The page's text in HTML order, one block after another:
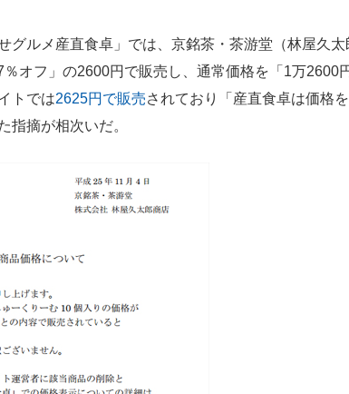
ルメ産直食卓」では、京銘茶・茶游堂（林屋久太
％オフ」の2600円で販売し、通常価格を「1万2600
トでは2625円で販売されており「産直食卓は価格
指摘が相次いだ。